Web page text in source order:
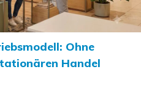
Ohne
Handel